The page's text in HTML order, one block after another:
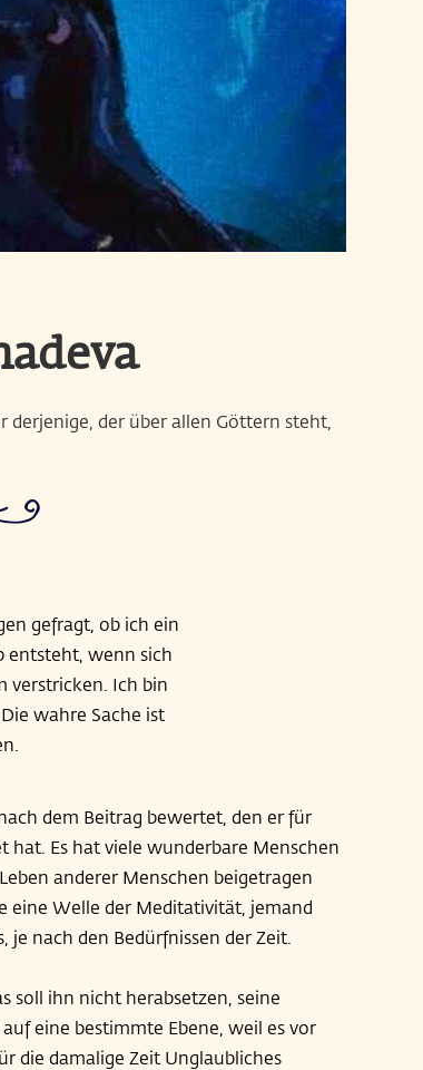
derjenige, der über allen Göttern steht,
gefragt, ob ich ein
entsteht, wenn sich
verstricken. Ich bin
wahre Sache ist
dem Beitrag bewertet, den er für
Es hat viele wunderbare Menschen
anderer Menschen beigetragen
eine Welle der Meditativität, jemand
nach den Bedürfnissen der Zeit.
soll ihn nicht herabsetzen, seine
eine bestimmte Ebene, weil es vor
die damalige Zeit Unglaubliches